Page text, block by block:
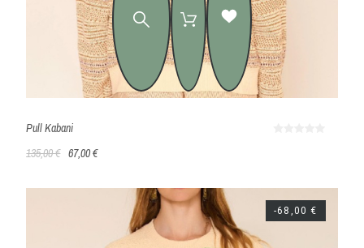
Pull Kabani
135,00 € 67,00 €
-68,00 €